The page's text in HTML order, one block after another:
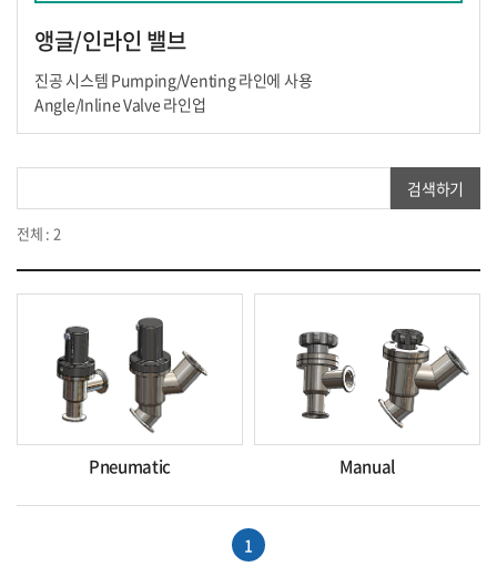
앵글/인라인 밸브
진공 시스템 Pumping/Venting 라인에 사용
Angle/Inline Valve 라인업
전체 : 2
검색하기
Pneumatic Manual
1